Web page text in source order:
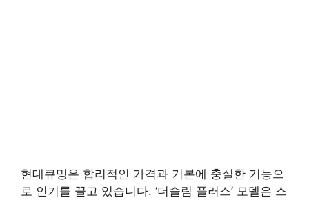
현대큐밍은 합리적인 가격과 기본에 충실한 기능으
로 인기를 끌고 있습니다. ‘더슬림 플러스’ 모델은 스